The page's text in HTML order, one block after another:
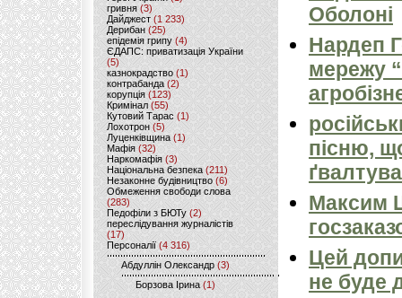
гривня (3)
Дайджест (1 233)
Дерибан (25)
епідемія грипу (4)
ЄДАПС: приватизація України
(5)
казнокрадство (1)
контрабанда (2)
корупція (123)
Кримінал (55)
Кутовий Тарас (1)
Лохотрон(5)
Луценківщина (1)
Мафія (32)
Наркомафія (3)
Національна безпека (211)
Незаконне будівництво(6)
Обмеження свободи слова
(283)
Педофіли з БЮТу (2)
переслідування журналістів
(17)
Персоналії (4 316)
Абдуллін Олександр (3)
Борзова Ірина(1)
Оболоні
Нардеп
мережу
пісню,
Максим
Цей
не буде